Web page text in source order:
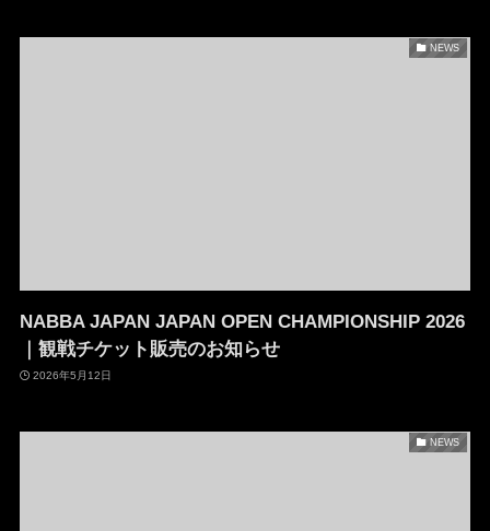
NEWS
NABBA JAPAN JAPAN OPEN CHAMPIONSHIP 2026
｜観戦チケット販売のお知らせ
2026年5月12日
NEWS